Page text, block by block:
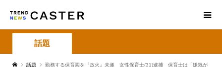
話題
話題
勤務する保育園を『放火』未遂 女性保育士(31)逮捕 保育士は「嫌気が